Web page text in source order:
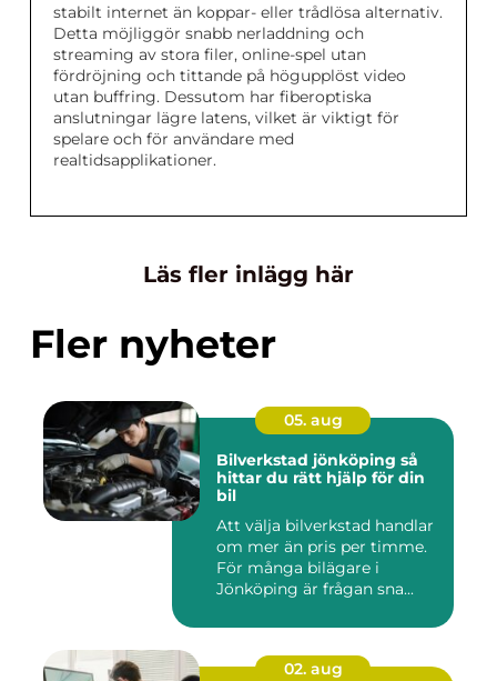
stabilt internet än koppar- eller trådlösa alternativ.
Detta möjliggör snabb nerladdning och
streaming av stora filer, online-spel utan
fördröjning och tittande på högupplöst video
utan buffring. Dessutom har fiberoptiska
anslutningar lägre latens, vilket är viktigt för
spelare och för användare med
realtidsapplikationer.
Läs fler inlägg här
Fler nyheter
05. aug
Bilverkstad jönköping så
hittar du rätt hjälp för din
bil
Att välja bilverkstad handlar
om mer än pris per timme.
För många bilägare i
Jönköping är frågan sna...
02. aug